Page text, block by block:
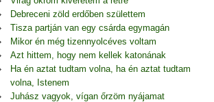
Debreceni zöld erdőben születtem
Tisza partján van egy csárda egymagán
Mikor én még tizennyolcéves voltam
Azt hittem, hogy nem kellek katonának
Ha én aztat tudtam volna, ha én aztat tudtam
volna, Istenem
Juhász vagyok, vígan őrzöm nyájamat